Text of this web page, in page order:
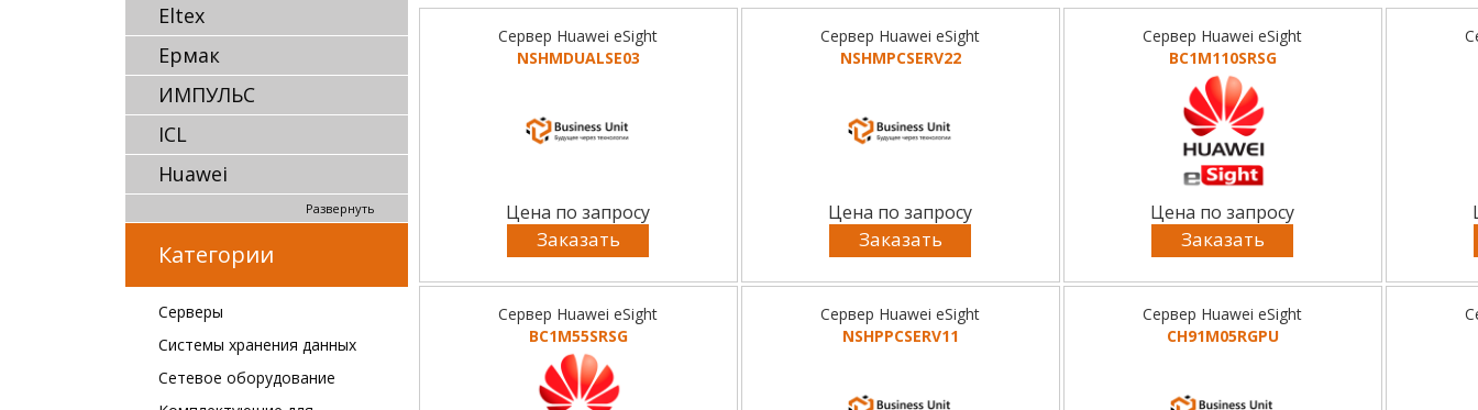
Eltex
Ермак
ИМПУЛЬС
ICL
Huawei
Развернуть
Категории
Серверы
Системы хранения данных
Сетевое оборудование
Сервер Huawei eSight
NSHMDUALSE03
Цена по запросу
Заказать
Сервер Huawei eSight
NSHMPCSERV22
Цена по запросу
Заказать
Сервер Huawei eSight
BC1M110SRSG
Цена по запросу
Заказать
Сервер Huawei eSight
BC1M55SRSG
Сервер Huawei eSight
NSHPPCSERV11
Сервер Huawei eSight
CH91M05RGPU